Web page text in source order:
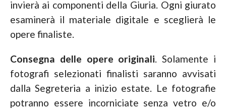
invierà ai componenti della Giuria. Ogni giurato
esaminerà il materiale digitale e sceglierà le
opere finaliste.
Consegna delle opere originali. Solamente i
fotografi selezionati finalisti saranno avvisati
dalla Segreteria a inizio estate. Le fotografie
potranno essere incorniciate senza vetro e/o